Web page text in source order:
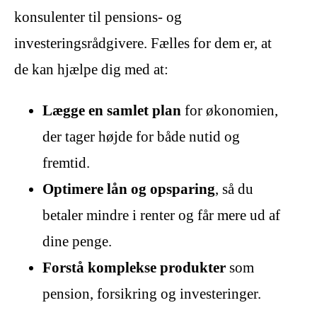
konsulenter til pensions- og
investeringsrådgivere. Fælles for dem er, at
de kan hjælpe dig med at:
Lægge en samlet plan for økonomien,
der tager højde for både nutid og
fremtid.
Optimere lån og opsparing, så du
betaler mindre i renter og får mere ud af
dine penge.
Forstå komplekse produkter som
pension, forsikring og investeringer.